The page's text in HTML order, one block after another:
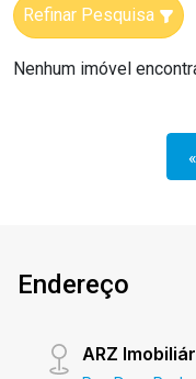
Refinar Pesquisa
Nenhum imóvel
«
Endereço
ARZ